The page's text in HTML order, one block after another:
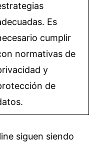
Es
cumplir
normativas de
y
de
siguen siendo